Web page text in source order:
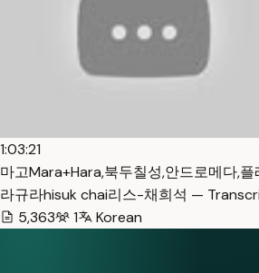
1:03:21
마고Mara+Hara,북두칠성,안드로메다,
라규라hisuk chai리스-채희석 —
5,363
1 Korean